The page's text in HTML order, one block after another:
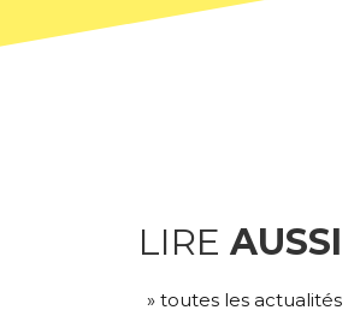
LIRE AUSSI
» toutes les actualités